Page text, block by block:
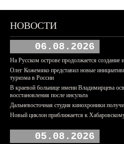
НОВОСТИ
06.08.2026
На Русском острове продолжается
Олег Кожемяко представил новые
туризма в России
В краевой больнице имени Владимирцева
восстановления после инсульта
Дальневосточная студия кинохроники
Новый циклон приближается к
05.08.2026